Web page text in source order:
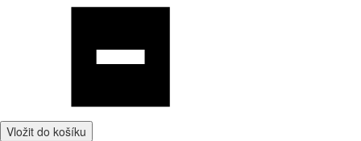
Vložit do košíku